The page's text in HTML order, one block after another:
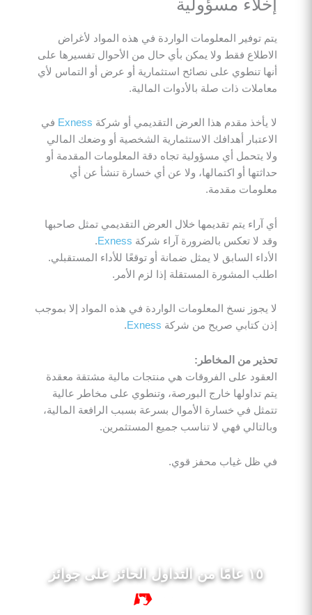
إخلاء مسؤولية
يتم توفير المعلومات الواردة في هذه المواد لأغراض
الاطلاع فقط ولا يمكن بأي حال من الأحوال تفسيرها على
أنها تنطوي على نصائح استثمارية أو عرض أو التماس لأي
معاملات ذات صلة بالأدوات المالية.
لا يأخذ مقدم هذا العرض التقديمي أو شركة Exness في
الاعتبار أهدافك الاستثمارية الشخصية أو وضعك المالي
ولا يتحمل أي مسؤولية تجاه دقة المعلومات المقدمة أو
حداثتها أو اكتمالها، ولا عن أي خسارة تنشأ عن أي
معلومات مقدمة.
أي آراء يتم تقديمها خلال العرض التقديمي تمثل صاحبها
وقد لا تعكس بالضرورة آراء شركة Exness
.
الأداء السابق لا يمثل ضمانة أو توقعًا للأداء المستقبلي.
اطلب المشورة المستقلة إذا لزم الأمر.
لا يجوز نسخ المعلومات الواردة في هذه المواد إلا بموجب
إذن كتابي صريح من شركة Exness
.
تحذير من المخاطر:
العقود على الفروقات هي منتجات مالية مشتقة معقدة
يتم تداولها خارج البورصة، وتنطوي على مخاطر عالية
تتمثل في خسارة الأموال بسرعة بسبب الرافعة المالية،
وبالتالي فهي لا تناسب جميع المستثمرين.
في ظل غياب محفز قوي.
١٥ عامًا من التداول الحائز على جوائز